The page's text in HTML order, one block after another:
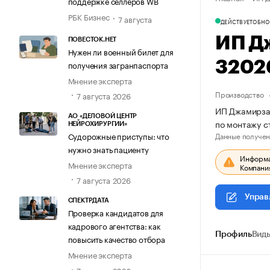
РБК Бизнес
7 августа
ПОВЕСТОК.НЕТ
Нужен ли военный билет для
получения загранпаспорта
Мнение эксперта
7 августа 2026
АО «ДЕЛОВОЙ ЦЕНТР
НЕЙРОХИРУРГИИ»
Судорожные приступы: что
нужно знать пациенту
Мнение эксперта
7 августа 2026
СПЕКТРДАТА
Проверка кандидатов для
кадрового агентства: как
повысить качество отбора
Мнение эксперта
ДЕЙСТВУЕТ
ИП
Производство
ИП
по монтажу
Данные
Профиль